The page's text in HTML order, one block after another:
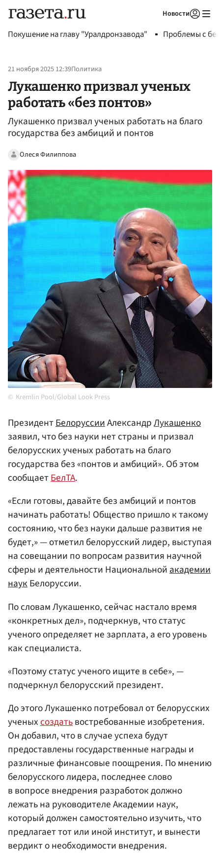
Новости
Покушение на главу "Уралдронзавода" Проблемы с
21 ноября 2025 12:39Политика
Лукашенко призвал ученых
работать «без понтов»
Лукашенко призвал ученых работать на благо
государства без амбиций и понтов
Олеся Филиппова
Kremlin Pool/Global Look Press
ПрезидентБелоруссииАлександрЛукашенко
заявил, что без науки нет страны и призвал
белорусских ученых работать на благо
государства без «понтов и амбиций». Об этом
сообщаетБелТА.
«Если готовы, давайте без амбиций и понтов
начинать работать! Общество пришло к такому
состоянию, что без науки дальше развития не
будет,» — отметил белорусский лидер, выступая
на совещании по вопросам развития научной
сферы и деятельности Национальнойакадемии
наукБелоруссии.
По словам Лукашенко, сейчас настало время
«конкретных дел», подчеркнув, что статус
ученого определяет не зарплата, а его уровень
как специалиста.
«Поэтому статус ученого ищите в себе», —
подчеркнул белорусский президент.
До этого Лукашенко потребовал от белорусских
ученыхсоздатьвостребованные изобретения.
Он добавил, что в случае успеха будут
предоставлены государственные награды и
различные финансовые поощрения. По мнению
белорусского лидера, последнее слово
в вопросе внедрения разработок должно
лежать на руководителе Академии наук,
который должен самостоятельно изучить, что
предлагает тот или иной институт, и вынести
вердикт о необходимости внедрения.